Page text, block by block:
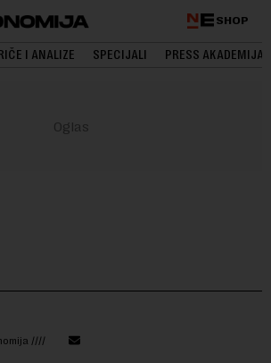
SHOP
I ANALIZE SPECIJALI PRESS AKADEMIJA
////